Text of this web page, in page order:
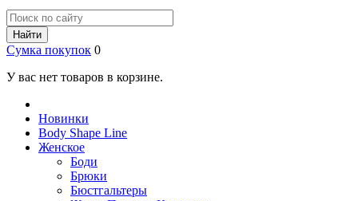
Найти
Сумка покупок 0
У вас нет товаров в корзине.
Новинки
Body Shape Line
Женское
Боди
Брюки
Бюстгальтеры